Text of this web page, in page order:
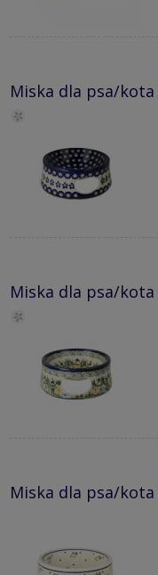
Miska dla psa/kota
Miska dla psa/kota
Miska dla psa/kota